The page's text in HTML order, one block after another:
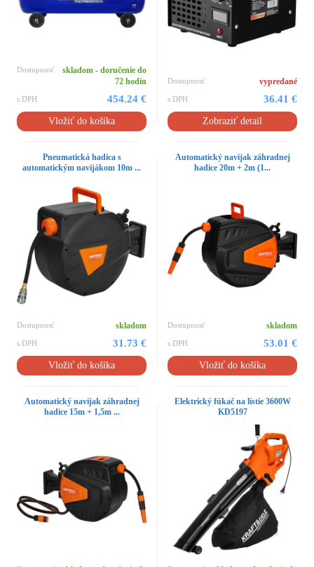
Dostupnosť
skladom - doručenie do
72 hodín
s DPH 454.24 €
Vložiť do košíka
Dostupnosť vypredané
s DPH 36.41 €
Zobraziť detail
Pneumatická hadica s
automatickým navijákom 10m ...
Dostupnosť skladom
s DPH 31.73 €
Vložiť do košíka
Automatický navijak záhradnej
hadice 20m + 2m (1...
Dostupnosť skladom
s DPH 53.01 €
Vložiť do košíka
Automatický navijak záhradnej
hadice 15m + 1,5m ...
Elektrický fúkač na lístie 3600W
KD5197